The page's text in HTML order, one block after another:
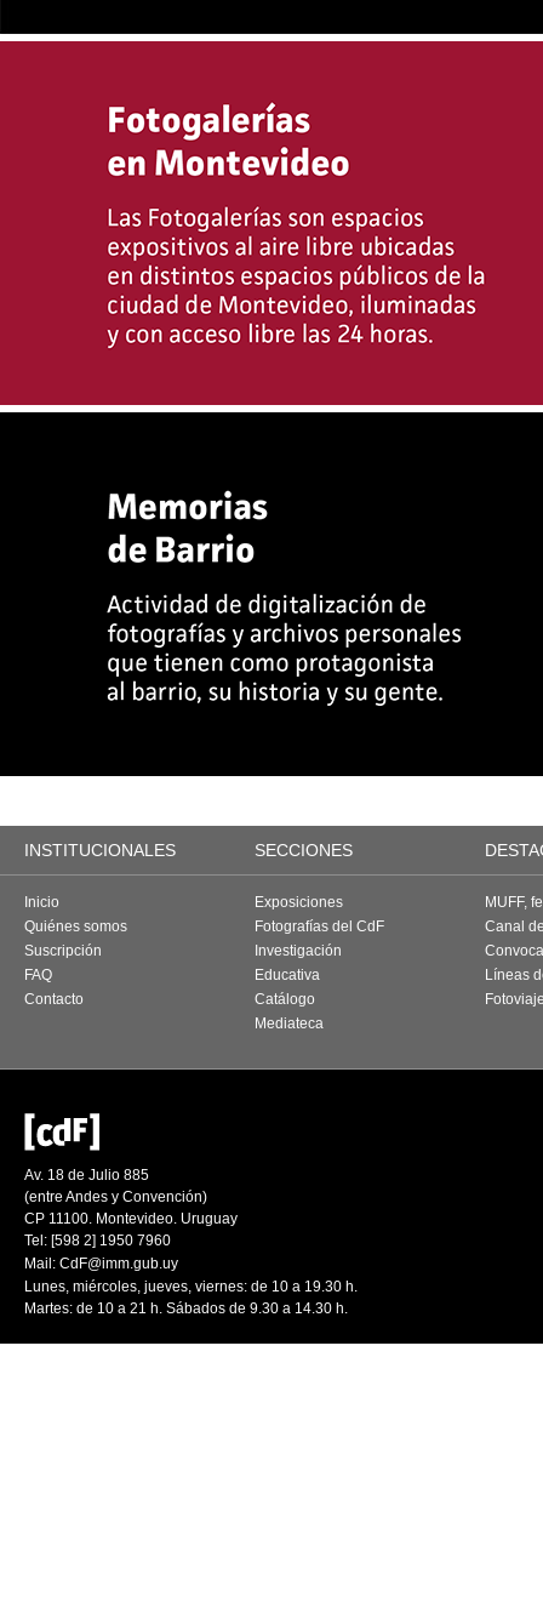
INSTITUCIONALES SECCIONES
Inicio
Quiénes somos
Suscripción
FAQ
Contacto
Exposiciones
Fotografías del CdF
Investigación
Educativa
Catálogo
Mediateca
MUFF,
Canal
Líneas
Av. 18 de Julio 885
(entre Andes y Convención)
CP 11100. Montevideo. Uruguay
Tel: [598 2] 1950 7960
Mail: CdF@imm.gub.uy
Lunes, miércoles, jueves, viernes: de 10 a 19.30 h.
Martes: de 10 a 21 h. Sábados de 9.30 a 14.30 h.